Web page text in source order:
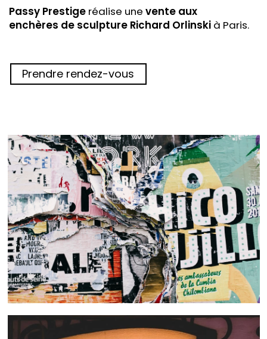
Passy Prestige réalise une vente aux
enchères de sculpture Richard Orlinski à Paris.
Prendre rendez-vous
consulter